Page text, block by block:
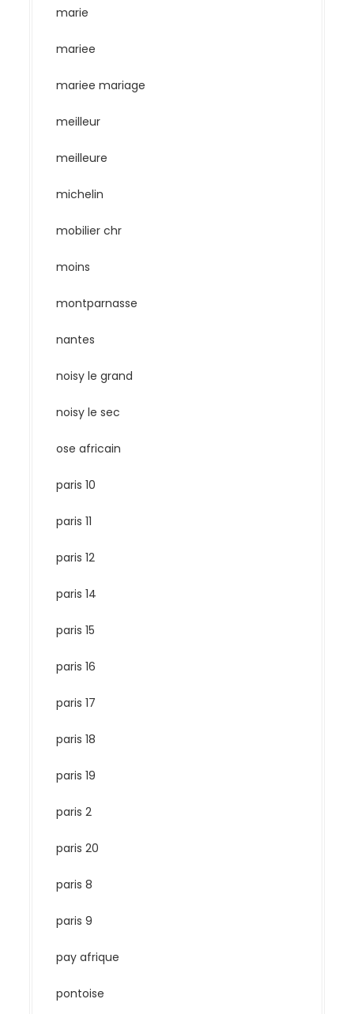
marie
mariee
mariee mariage
meilleur
meilleure
michelin
mobilier chr
moins
montparnasse
nantes
noisy le grand
noisy le sec
ose africain
paris 10
paris 11
paris 12
paris 14
paris 15
paris 16
paris 17
paris 18
paris 19
paris 2
paris 20
paris 8
paris 9
pay afrique
pontoise